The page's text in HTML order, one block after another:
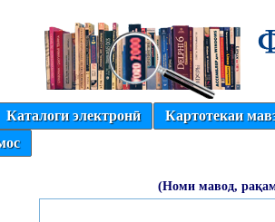
Каталоги электронӣ
Картотекаи
(Номи мавод,